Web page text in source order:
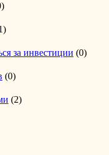
за инвестиции (0)
(0)
(2)